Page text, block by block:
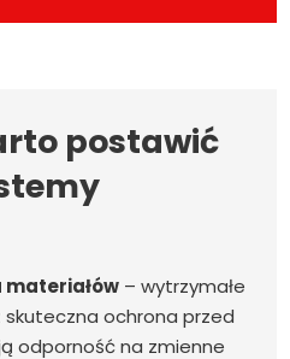
postawić
materiałów – wytrzymałe
ochrona przed
odporność na zmienne